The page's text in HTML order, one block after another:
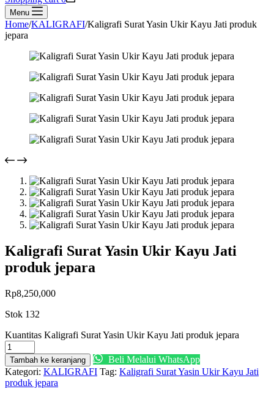
Menu
Home/KALIGRAFI/Kaligrafi Surat Yasin Ukir Kayu Jati produk
jepara
Kaligrafi Surat Yasin Ukir Kayu Jati
produk jepara
Rp8,250,000
Stok 132
Kuantitas Kaligrafi Surat Yasin Ukir Kayu Jati produk jepara
Tambah ke keranjang
Beli Melalui WhatsApp
Kategori: KALIGRAFI Tag: Kaligrafi Surat Yasin Ukir Kayu Jati
produk jepara